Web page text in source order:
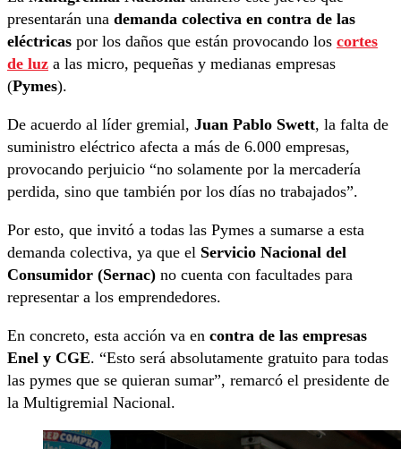
presentarán una demanda colectiva en contra de las
eléctricas por los daños que están provocando los cortes
de luz a las micro, pequeñas y medianas empresas
(Pymes).
De acuerdo al líder gremial, Juan Pablo Swett, la falta de
suministro eléctrico afecta a más de 6.000 empresas,
provocando perjuicio “no solamente por la mercadería
perdida, sino que también por los días no trabajados”.
Por esto, que invitó a todas las Pymes a sumarse a esta
demanda colectiva, ya que el Servicio Nacional del
Consumidor (Sernac) no cuenta con facultades para
representar a los emprendedores.
En concreto, esta acción va en contra de las empresas
Enel y CGE. “Esto será absolutamente gratuito para todas
las pymes que se quieran sumar”, remarcó el presidente de
la Multigremial Nacional.